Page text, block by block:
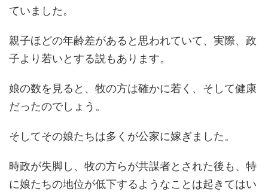
ていました。
親子ほどの年齢差があると思われていて、実際、政
子より若いとする説もあります。
娘の数を見ると、牧の方は確かに若く、そして健康
だったのでしょう。
そしてその娘たちは多くが公家に嫁ぎました。
時政が失脚し、牧の方らが共謀者とされた後も、特
に娘たちの地位が低下するようなことは起きてはい